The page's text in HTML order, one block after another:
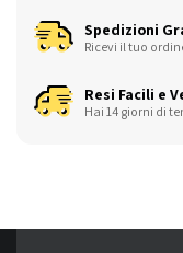
Spedizioni
Ricevi il tuo
Resi Facili e
Hai 14 giorni di